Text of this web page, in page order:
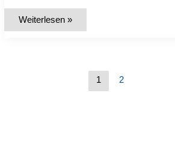
Conditional
Weiterlesen »
1 2